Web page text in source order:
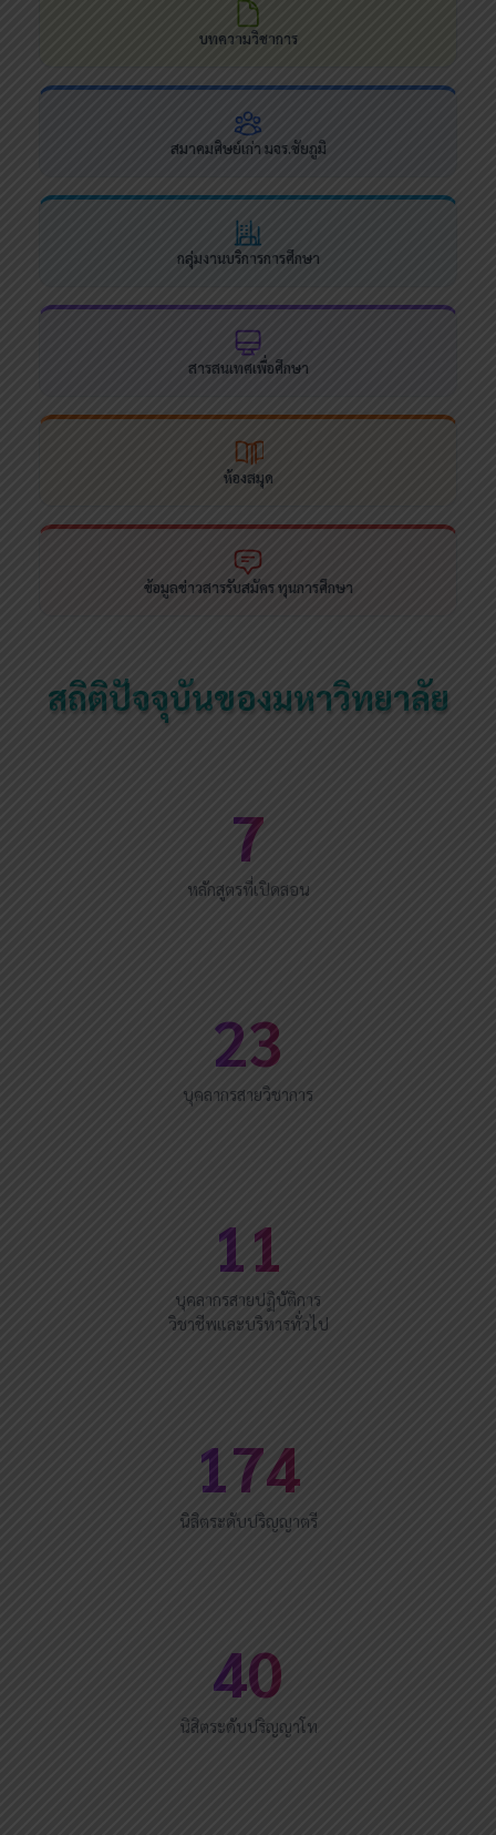
บทความวิชาการ
สมาคมศิษย์เก่า มจร.ชัยภูมิ
กลุ่มงานบริการการศึกษา
สารสนเทศเพื่อศึกษา
ห้องสมุด
ข้อมูลข่าวสารรับสมัคร ทุนการศึกษา
สถิติปัจจุบันของมหาวิทยาลัย
7
หลักสูตรที่เปิดสอน
23
บุคลากรสายวิชาการ
11
บุคลากรสายปฏิบัติการ
วิชาชีพและบริหารทั่วไป
174
นิสิตระดับปริญญาตรี
40
นิสิตระดับปริญญาโท